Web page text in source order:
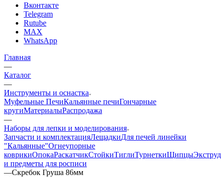
Вконтакте
Telegram
Rutube
MAX
WhatsApp
Главная
—
Каталог
—
Инструменты и оснастка
Муфельные ПечиКальянные печиГончарные
кругиМатериалыРаспродажа
—
Наборы для лепки и моделирования
Запчасти и комплектацияЛещадкиДля печей линейки
"Кальянные"Огнеупорные
коврикиОпокаРаскатчикСтойкиТиглиТурнеткиЩипцы
и предметы для росписи
—Скребок Груша 86мм